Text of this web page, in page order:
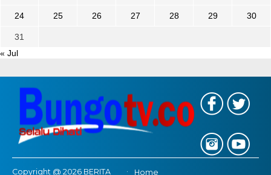
24 25 26 27 28 29 30
31
« Jul
Copyright @ 2026 BERITA Home